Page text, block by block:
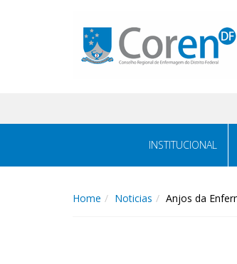
INSTITUCIONAL
Home Noticias Anjos da